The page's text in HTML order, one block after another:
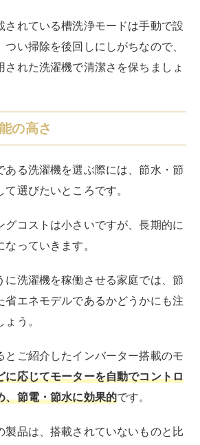
製品は、搭載されていないものと比
ってしまいますが、ランニングコ
たい場合はぜひ検討してみてくださ
機能
されている洗濯機には、それぞれの
が搭載されています。
載した除菌・消臭効果が高い製品
のしやすさや乾燥機能
ついては、おすすめの8キロ容量
みてください。
濯機のおすすめメーカー